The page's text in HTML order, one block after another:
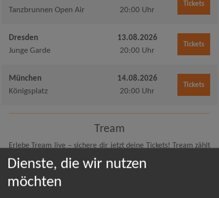
Tanzbrunnen Open Air
20:00 Uhr
Tickets
Dresden
Junge Garde
13.08.2026
20:00 Uhr
Tickets
München
Königsplatz
14.08.2026
20:00 Uhr
Tickets
Tream
Erlebe Tream live – sichere dir jetzt deine Tickets! Tream zählt
zu den spannendsten Newcomern der deutschen Musikszene.
Mit seinem einzigartigen Sound aus Rap, elektronischen Beats
und eingängigen Melodien zieht er tausende Fans in seinen
Dienste, die wir nutzen
möchten